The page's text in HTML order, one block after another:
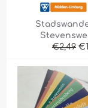
Normale
€2,49 €1